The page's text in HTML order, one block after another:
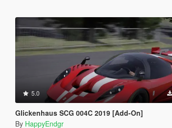
5.0
Glickenhaus SCG 004C 2019 [Add-On]
By HappyEndgr